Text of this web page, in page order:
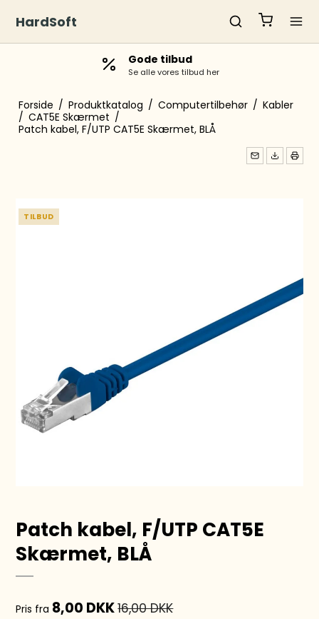
HardSoft
Gode tilbud
Se alle vores tilbud her
Forside / Produktkatalog / Computertilbehør / Kabler
/ CAT5E Skærmet /
Patch kabel, F/UTP CAT5E Skærmet, BLÅ
TILBUD
Patch kabel, F/UTP CAT5E
Skærmet, BLÅ
Pris fra 8,00 DKK16,00 DKK